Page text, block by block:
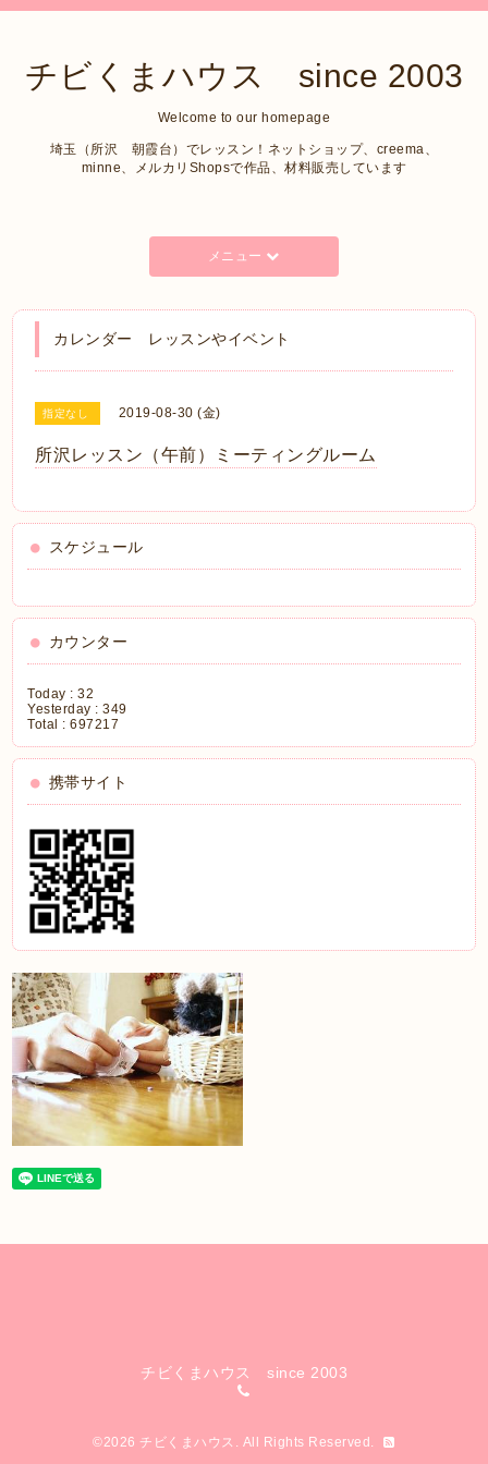
チビくまハウス since 2003
Welcome to our homepage
埼玉（所沢 朝霞台）でレッスン！ネットショップ、creema、
minne、メルカリShopsで作品、材料販売しています
メニュー
カレンダー レッスンやイベント
指定なし 2019-08-30 (金)
所沢レッスン（午前）ミーティングルーム
スケジュール
カウンター
Today :32
Yesterday :349
Total :697217
携帯サイト
チビくまハウス since 2003
©2026チビくまハウス . All Rights Reserved.